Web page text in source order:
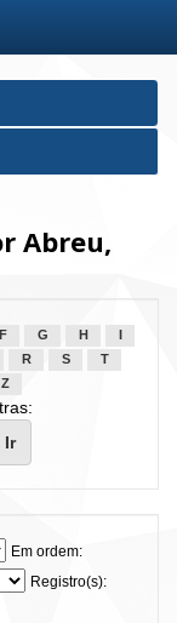
Abreu,
F G H
R S
T
Z
Em ordem:
Registro(s):